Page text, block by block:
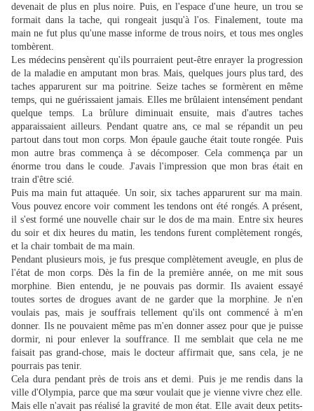
devenait de plus en plus noire. Puis, en l'espace d'une heure, un trou se
formait dans la tache, qui rongeait jusqu'à l'os. Finalement, toute ma
main ne fut plus qu'une masse informe de trous noirs, et tous mes ongles
tombèrent.
Les médecins pensèrent qu'ils pourraient peut-être enrayer la progression
de la maladie en amputant mon bras. Mais, quelques jours plus tard, des
taches apparurent sur ma poitrine. Seize taches se formèrent en même
temps, qui ne guérissaient jamais. Elles me brûlaient intensément pendant
quelque temps. La brûlure diminuait ensuite, mais d'autres taches
apparaissaient ailleurs. Pendant quatre ans, ce mal se répandit un peu
partout dans tout mon corps. Mon épaule gauche était toute rongée. Puis
mon autre bras commença à se décomposer. Cela commença par un
énorme trou dans le coude. J'avais l'impression que mon bras était en
train d'être scié.
Puis ma main fut attaquée. Un soir, six taches apparurent sur ma main.
Vous pouvez encore voir comment les tendons ont été rongés. A présent,
il s'est formé une nouvelle chair sur le dos de ma main. Entre six heures
du soir et dix heures du matin, les tendons furent complètement rongés,
et la chair tombait de ma main.
Pendant plusieurs mois, je fus presque complètement aveugle, en plus de
l'état de mon corps. Dès la fin de la première année, on me mit sous
morphine. Bien entendu, je ne pouvais pas dormir. Ils avaient essayé
toutes sortes de drogues avant de ne garder que la morphine. Je n'en
voulais pas, mais je souffrais tellement qu'ils ont commencé à m'en
donner. Ils ne pouvaient même pas m'en donner assez pour que je puisse
dormir, ni pour enlever la souffrance. Il me semblait que cela ne me
faisait pas grand-chose, mais le docteur affirmait que, sans cela, je ne
pourrais pas tenir.
Cela dura pendant près de trois ans et demi. Puis je me rendis dans la
ville d'Olympia, parce que ma sœur voulait que je vienne vivre chez elle.
Mais elle n'avait pas réalisé la gravité de mon état. Elle avait deux petits-